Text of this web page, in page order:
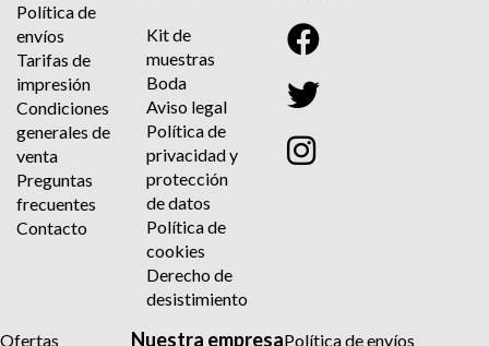
Política de
envíos
Tarifas de
impresión
Condiciones
generales de
venta
Preguntas
frecuentes
Contacto
Kit de
muestras
Boda
Aviso legal
Política de
privacidad y
protección
de datos
Política de
cookies
Derecho de
desistimiento
Ofertas
Nuestra empresaPolítica de envíos